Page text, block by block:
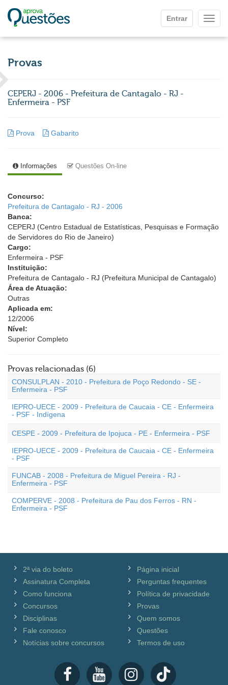
Entrar
Provas
CEPERJ - 2006 - Prefeitura de Cantagalo - RJ -
Enfermeira - PSF
Prova Gabarito
Informações Questões On-line
Concurso:
Prefeitura de Cantagalo - RJ - 2006
Banca:
CEPERJ (Centro Estadual de Estatísticas, Pesquisas e Formação
de Servidores do Rio de Janeiro)
Cargo:
Enfermeira - PSF
Instituição:
Prefeitura de Cantagalo - RJ (Prefeitura Municipal de Cantagalo)
Área de Atuação:
Outras
Aplicada em:
12/2006
Nível:
Superior Completo
Provas relacionadas (6)
CONSULPLAN - 2010 - Prefeitura de Poço Redondo - SE -
Enfermeira - PSF
IEPRO-UECE - 2009 - Prefeitura de Caucaia - CE - Enfermeira
- PSF - Indígena
CESPE - 2009 - Prefeitura de Ipojuca - PE - Enfermeira - PSF
IEPRO-UECE - 2009 - Prefeitura de Caucaia - CE - Enfermeira
- PSF
FUNCAB - 2008 - Prefeitura de Miguel Pereira - RJ -
Enfermeira - PSF
COMPERVE - 2008 - Prefeitura de Pau dos Ferros - RN -
Enfermeira - PSF
2ª via do boleto
Assinatura Completa
Como funciona
Concursos
Disciplinas
Fale conosco
Notícias sobre concursos
Página inicial
Perguntas frequentes
Política de privacidade
Provas
Quem somos
Questões
Termos de uso